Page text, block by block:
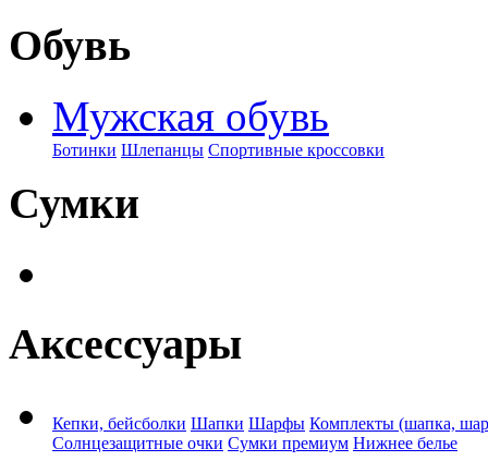
Обувь
Мужская обувь
Ботинки Шлепанцы Спортивные кроссовки
Сумки
Аксессуары
Кепки, бейсболки Шапки Шарфы Комплекты (шапка,
Солнцезащитные очки Сумки премиум Нижнее белье